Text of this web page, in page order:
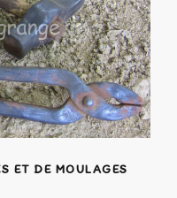
ET DE MOULAGES